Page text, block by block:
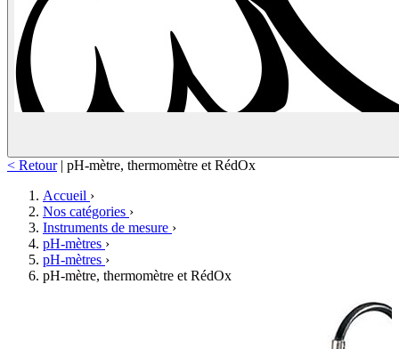
< Retour | pH-mètre, thermomètre et RédOx
Accueil ›
Nos catégories ›
Instruments de mesure ›
pH-mètres ›
pH-mètres ›
pH-mètre, thermomètre et RédOx